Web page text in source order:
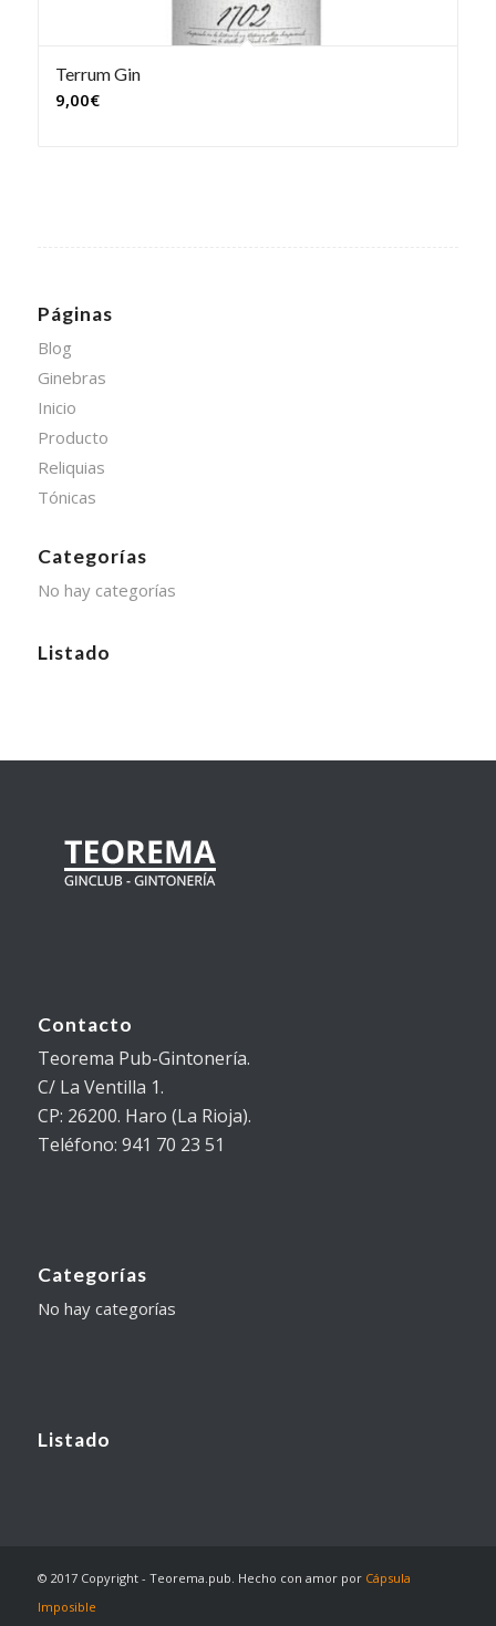
Terrum Gin
9,00€
Páginas
Blog
Ginebras
Inicio
Producto
Reliquias
Tónicas
Categorías
No hay categorías
Listado
Contacto
Teorema Pub-Gintonería.
C/ La Ventilla 1.
CP: 26200. Haro (La Rioja).
Teléfono: 941 70 23 51
Categorías
No hay categorías
Listado
© 2017 Copyright - Teorema.pub. Hecho con amor por Cápsula
Imposible